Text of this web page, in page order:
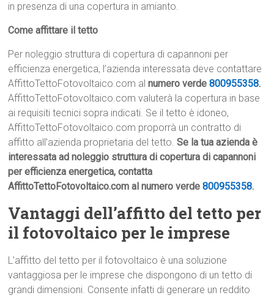
in presenza di una copertura in amianto.
Come affittare il tetto
Per noleggio struttura di copertura di capannoni per
efficienza energetica, l’azienda interessata deve contattare
AffittoTettoFotovoltaico.com alnumero verde800955358.
AffittoTettoFotovoltaico.com valuterà la copertura in base
ai requisiti tecnici sopra indicati. Se il tetto è idoneo,
AffittoTettoFotovoltaico.com proporrà un contratto di
affitto all’azienda proprietaria del tetto.Se la tua azienda è
interessata ad noleggio struttura di copertura di capannoni
per efficienza energetica, contatta
AffittoTettoFotovoltaico.com al numero verde800955358.
Vantaggi dell’affitto del tetto per
il fotovoltaico per le imprese
L’affitto del tetto per il fotovoltaico è una soluzione
vantaggiosa per le imprese che dispongono di un tetto di
grandi dimensioni. Consente infatti di generare un reddito